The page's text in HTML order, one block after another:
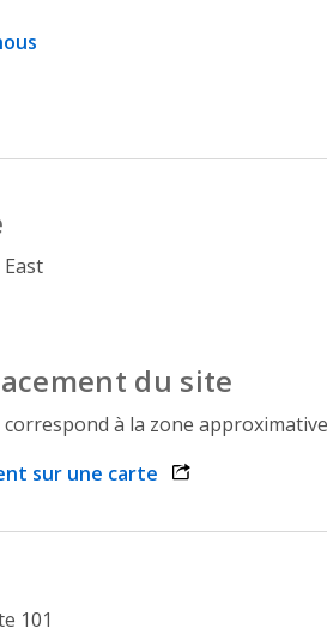
du site
à la zone
sur une carte opens link in a
101